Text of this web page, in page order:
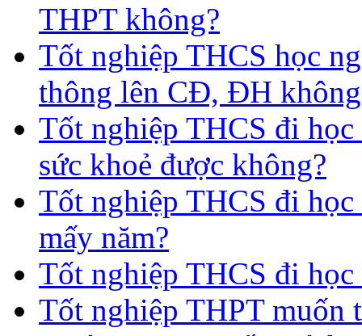
THPT không?
Tốt nghiệp THCS học
thông lên CĐ, ĐH
Tốt nghiệp THCS đi học
sức khoẻ được không?
Tốt nghiệp THCS đi
mấy năm?
Tốt nghiệp THCS đi
Tốt nghiệp THPT muốn